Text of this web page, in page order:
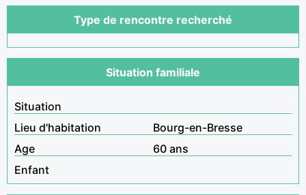
Type de rencontre recherché
Situation familiale
Situation
Lieu d'habitation
Bourg-en-Bresse
Age
60 ans
Enfant